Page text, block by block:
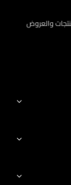
والعروض